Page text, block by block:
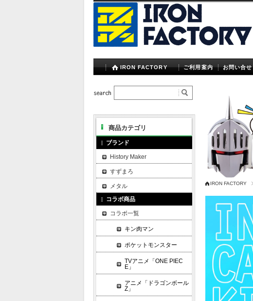
IRON FACTORY ご利用案内 お問い合せ
IRON FACTORY
商品カテゴリ
ブランド
History Maker
すずまろ
メタル
コラボ商品
コラボ一覧
キン肉マン
ポケットモンスター
TVアニメ「ONE PIEC
E」
アニメ「ドラゴンボール
Z」